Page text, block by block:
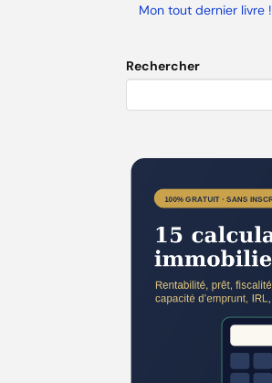
Mon tout dernier livre !
Rechercher